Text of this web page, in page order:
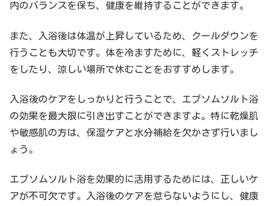
内のバランスを保ち、健康を維持することができます。
また、入浴後は体温が上昇しているため、クールダウンを
行うことも大切です。体を冷ますために、軽くストレッチ
をしたり、涼しい場所で休むことをおすすめします。
入浴後のケアをしっかりと行うことで、エプソムソルト浴
の効果を最大限に引き出すことができますよ。特に乾燥肌
や敏感肌の方は、保湿ケアと水分補給を欠かさず行いまし
ょう。
エプソムソルト浴を効果的に活用するためには、正しいケ
アが不可欠です。入浴後のケアを怠らないようにし、健康